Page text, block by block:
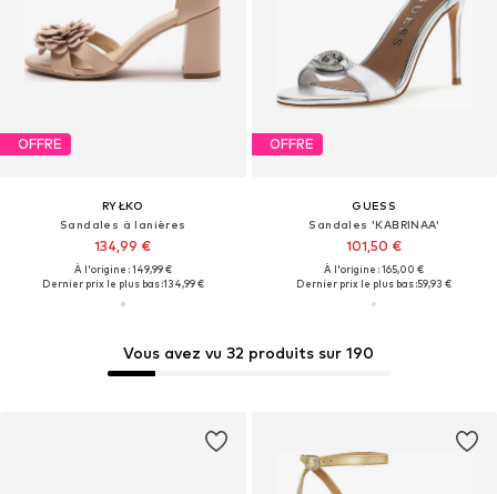
OFFRE
RYŁKO
Sandales à lanières
134,99 €
À l'origine : 149,99 €
Dernier prix le plus bas :134,99 €
OFFRE
GUESS
Sandales 'KABRINAA'
101,50 €
À l'origine : 165,00 €
Dernier prix le plus bas :59,93 €
Vous avez vu 32 produits sur 190